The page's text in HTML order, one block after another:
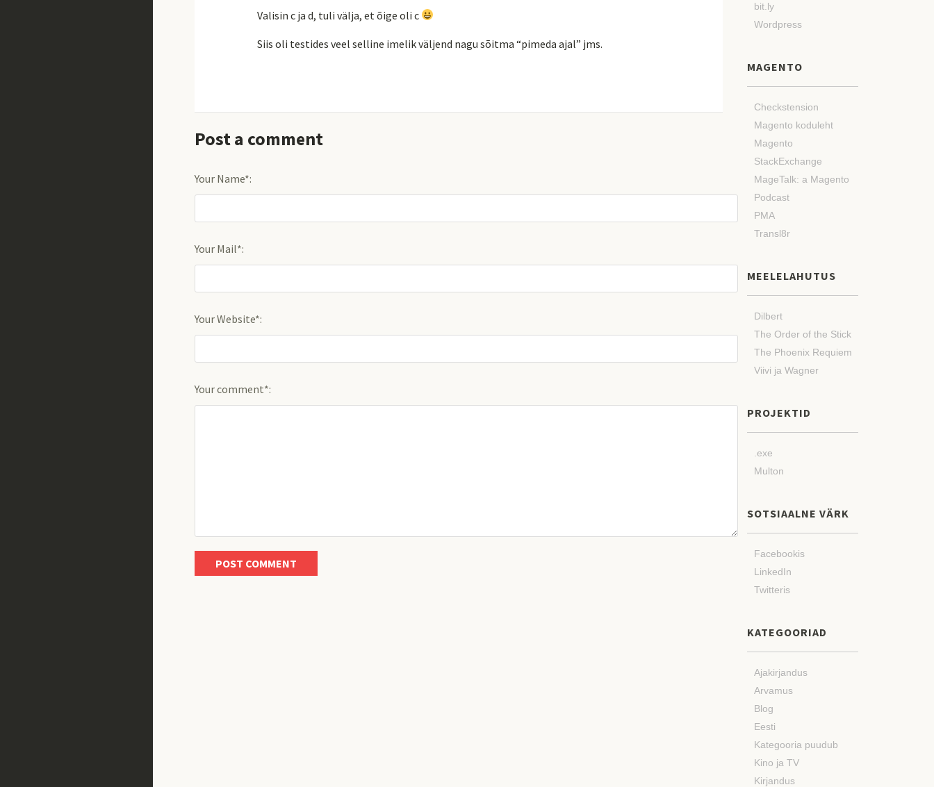
Valisin c ja d, tuli välja, et õige oli c
Siis oli testides veel selline imelik väljend nagu sõitma “pimeda ajal” jms.
Post a comment
Your Name*:
Your Mail*:
Your Website*:
Your comment*:
bit.ly
Wordpress
MAGENTO
Checkstension
Magento koduleht
Magento
StackExchange
MageTalk: a Magento
Podcast
PMA
Transl8r
MEELELAHUTUS
Dilbert
The Order of the Stick
The Phoenix Requiem
Viivi ja Wagner
PROJEKTID
.exe
Multon
SOTSIAALNE VÄRK
Facebookis
LinkedIn
Twitteris
KATEGOORIAD
Ajakirjandus
Arvamus
Blog
Eesti
Kategooria puudub
Kino ja TV
Kirjandus